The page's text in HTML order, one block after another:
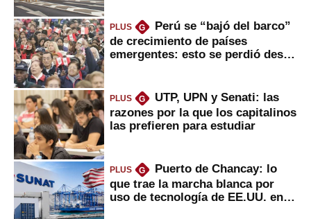
PLUS G
Perú se “bajó del barco”
de crecimiento de países
emergentes: esto se perdió desde
PLUS G
UTP, UPN y Senati: las
razones por la que los capitalinos
las prefieren para estudiar
PLUS G
Puerto de Chancay: lo
que trae la marcha blanca por
uso de tecnología de EE.UU. en